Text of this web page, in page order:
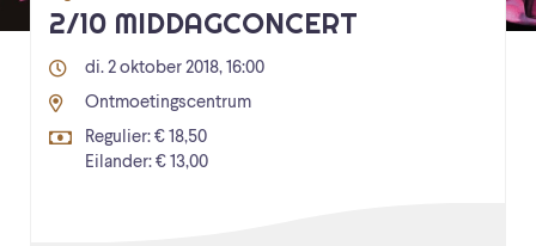
2/10 MIDDAGCONCERT
di. 2 oktober 2018, 16:00
Ontmoetingscentrum
Regulier: € 18,50
Eilander: € 13,00